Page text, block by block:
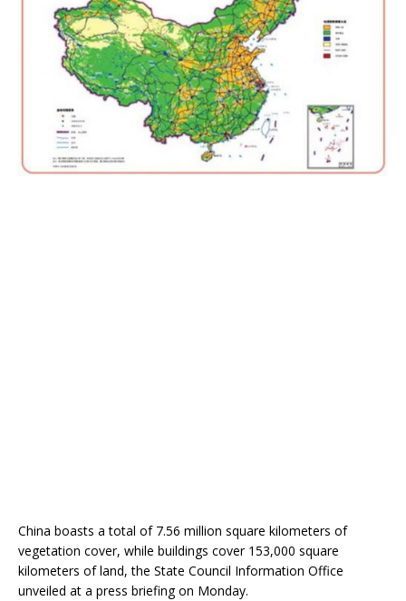
China boasts a total of 7.56 million square kilometers of
vegetation cover, while buildings cover 153,000 square
kilometers of land, the State Council Information Office
unveiled at a press briefing on Monday.